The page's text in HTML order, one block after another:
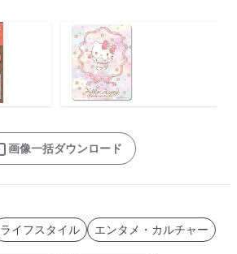
画像一括ダウンロード
ライフスタイル エンタメ・カルチャー